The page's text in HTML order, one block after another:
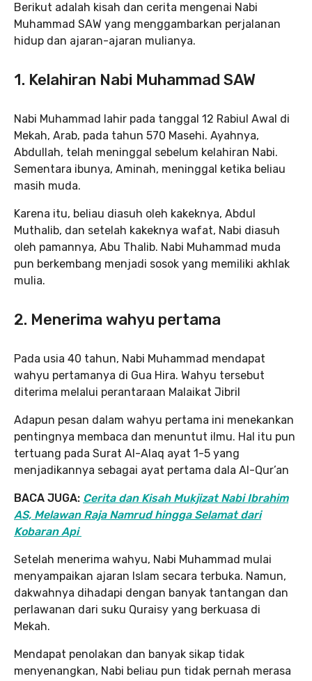
Berikut adalah kisah dan cerita mengenai Nabi
Muhammad SAW yang menggambarkan perjalanan
hidup dan ajaran-ajaran mulianya.
1. Kelahiran Nabi Muhammad SAW
Nabi Muhammad lahir pada tanggal 12 Rabiul Awal di
Mekah, Arab, pada tahun 570 Masehi. Ayahnya,
Abdullah, telah meninggal sebelum kelahiran Nabi.
Sementara ibunya, Aminah, meninggal ketika beliau
masih muda.
Karena itu, beliau diasuh oleh kakeknya, Abdul
Muthalib, dan setelah kakeknya wafat, Nabi diasuh
oleh pamannya, Abu Thalib. Nabi Muhammad muda
pun berkembang menjadi sosok yang memiliki akhlak
mulia.
2. Menerima wahyu pertama
Pada usia 40 tahun, Nabi Muhammad mendapat
wahyu pertamanya di Gua Hira. Wahyu tersebut
diterima melalui perantaraan Malaikat Jibril
Adapun pesan dalam wahyu pertama ini menekankan
pentingnya membaca dan menuntut ilmu. Hal itu pun
tertuang pada Surat Al-Alaq ayat 1-5 yang
menjadikannya sebagai ayat pertama dala Al-Qur’an
BACA JUGA: Cerita dan Kisah Mukjizat Nabi Ibrahim
AS, Melawan Raja Namrud hingga Selamat dari
Kobaran Api
Setelah menerima wahyu, Nabi Muhammad mulai
menyampaikan ajaran Islam secara terbuka. Namun,
dakwahnya dihadapi dengan banyak tantangan dan
perlawanan dari suku Quraisy yang berkuasa di
Mekah.
Mendapat penolakan dan banyak sikap tidak
menyenangkan, Nabi beliau pun tidak pernah merasa